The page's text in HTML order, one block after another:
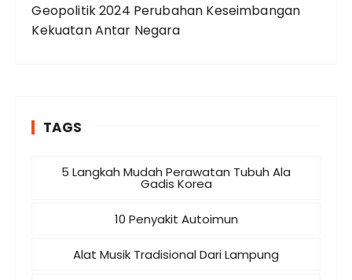
Geopolitik 2024 Perubahan Keseimbangan
Kekuatan Antar Negara
TAGS
5 Langkah Mudah Perawatan Tubuh Ala
Gadis Korea
10 Penyakit Autoimun
Alat Musik Tradisional Dari Lampung